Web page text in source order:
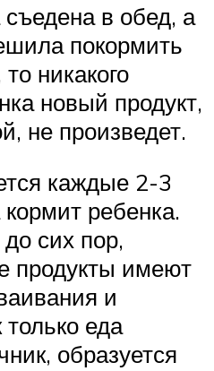
в обед, а
покормить
никакого
новый продукт,
не произведет.
каждые 2-3
ребенка.
сих пор,
продукты имеют
и
только еда
образуется